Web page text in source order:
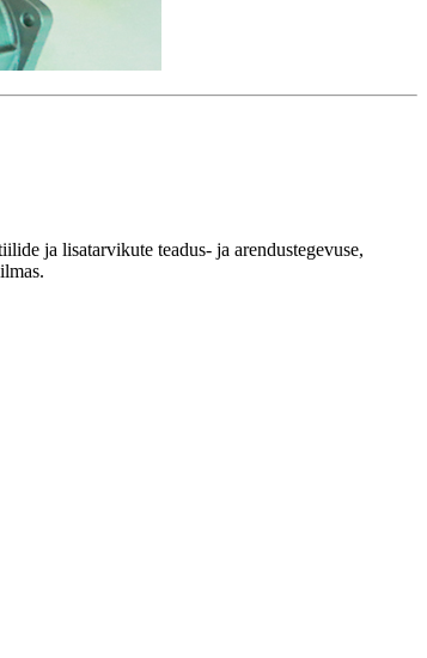
ja lisatarvikute teadus- ja arendustegevuse,